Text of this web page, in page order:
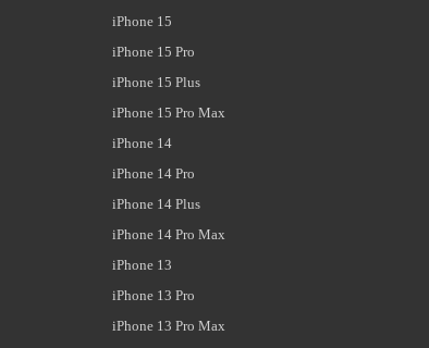
iPhone 15
iPhone 15 Pro
iPhone 15 Plus
iPhone 15 Pro Max
iPhone 14
iPhone 14 Pro
iPhone 14 Plus
iPhone 14 Pro Max
iPhone 13
iPhone 13 Pro
iPhone 13 Pro Max